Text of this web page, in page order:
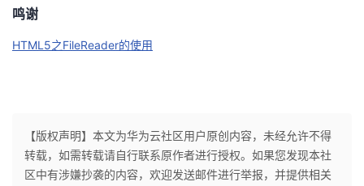
鸣谢
HTML5之FileReader的使用
【版权声明】本文为华为云社区用户原创内容，未经允许不得
转载，如需转载请自行联系原作者进行授权。如果您发现本社
区中有涉嫌抄袭的内容，欢迎发送邮件进行举报，并提供相关